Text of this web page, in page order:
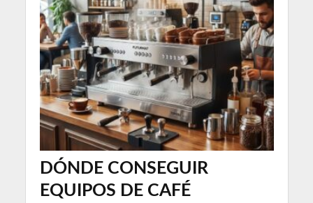
DÓNDE CONSEGUIR
EQUIPOS DE CAFÉ